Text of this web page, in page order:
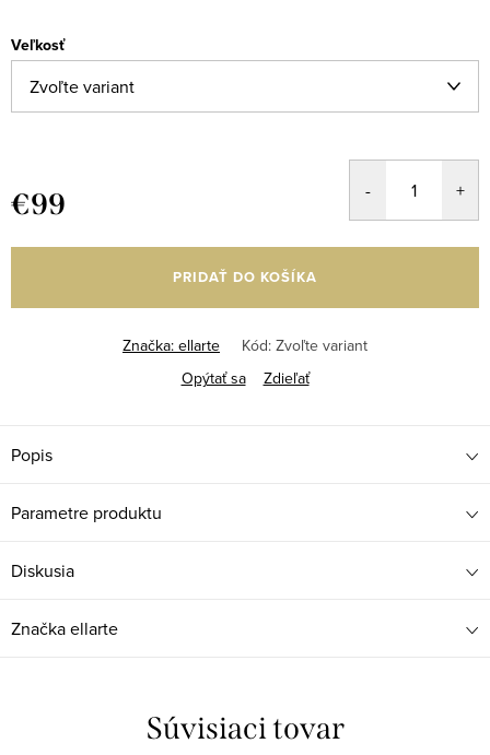
Veľkosť
€99
cena:
PRIDAŤ DO KOŠÍKA
Značka: ellarte Kód: Zvoľte variant
Opýtať sa
Zdieľať
Popis
Parametre produktu
Diskusia
Značkaellarte
Súvisiaci tovar